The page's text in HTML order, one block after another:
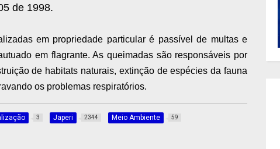
de 1998.
em propriedade particular é passível de multas e
em flagrante. As queimadas são responsáveis por
de habitats naturais, extinção de espécies da fauna
os problemas respiratórios.
3 Japeri 2344 Meio Ambiente 59